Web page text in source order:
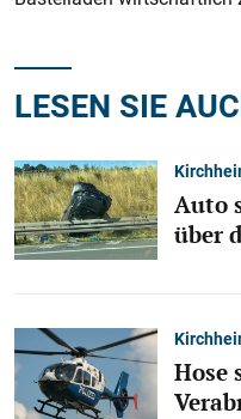
LESEN SIE
Auto
über
Hose